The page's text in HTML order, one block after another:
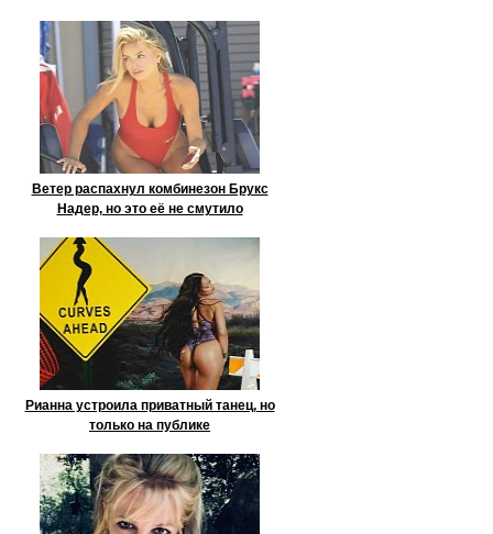
Ветер распахнул комбинезон Брукс
Надер, но это её не смутило
Рианна устроила приватный танец, но
только на публике